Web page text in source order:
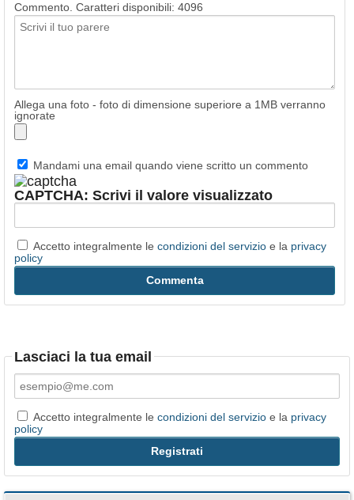
Commento. Caratteri disponibili: 4096
Allega una foto - foto di dimensione superiore a 1MB verranno
ignorate
Mandami una email quando viene scritto un commento
CAPTCHA: Scrivi il valore visualizzato
Accetto integralmente le condizioni del servizio e la privacy
policy
Lasciaci la tua email
Accetto integralmente le condizioni del servizio e la privacy
policy